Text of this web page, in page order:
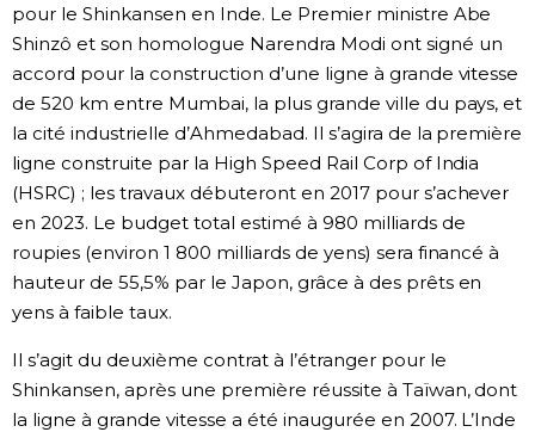
Images
Vidéos
Tokyo
pour le Shinkansen en Inde. Le Premier ministre Abe
Shinzô et son homologue Narendra Modi ont signé un
accord pour la construction d’une ligne à grande vitesse
de 520 km entre Mumbai, la plus grande ville du pays, et
la cité industrielle d’Ahmedabad. Il s’agira de la première
ligne construite par la High Speed Rail Corp of India
(HSRC) ; les travaux débuteront en 2017 pour s’achever
en 2023. Le budget total estimé à 980 milliards de
roupies (environ 1 800 milliards de yens) sera financé à
hauteur de 55,5% par le Japon, grâce à des prêts en
yens à faible taux.
Il s’agit du deuxième contrat à l’étranger pour le
Shinkansen, après une première réussite à Taïwan, dont
la ligne à grande vitesse a été inaugurée en 2007. L’Inde